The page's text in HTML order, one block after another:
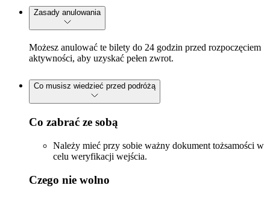
Zasady anulowania
Możesz anulować te bilety do 24 godzin przed rozpoczęciem
aktywności, aby uzyskać pełen zwrot.
Co musisz wiedzieć przed podróżą
Co zabrać ze sobą
Należy mieć przy sobie ważny dokument tożsamości w
celu weryfikacji wejścia.
Czego nie wolno